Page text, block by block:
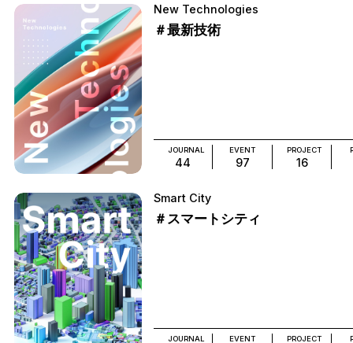
New Technologies
＃最新技術
JOURNAL
44
EVENT
97
PROJECT
16
Smart City
＃スマートシティ
JOURNAL EVENT PROJECT